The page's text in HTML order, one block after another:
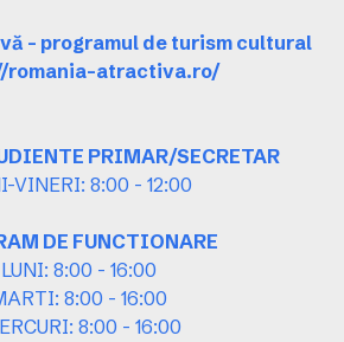
– programul de turism cultural
romania-atractiva.ro/
PRIMAR/SECRETAR
VINERI: 8:00 - 12:00
DE FUNCTIONARE
LUNI: 8:00 - 16:00
8:00 - 16:00
8:00 - 16:00